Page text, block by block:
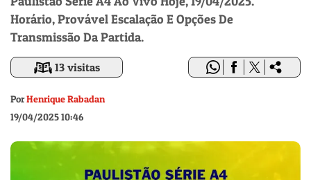
Horário, Provável Escalação E Opções De
Transmissão Da Partida.
13 visitas
PorHenrique Rabadan
19/04/2025 10:46